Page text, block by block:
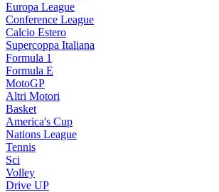
Europa League
Conference League
Calcio Estero
Supercoppa Italiana
Formula 1
Formula E
MotoGP
Altri Motori
Basket
America's Cup
Nations League
Tennis
Sci
Volley
Drive UP